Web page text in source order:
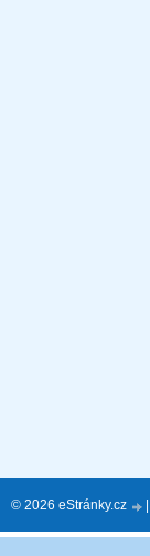
© 2026 eStránky.cz